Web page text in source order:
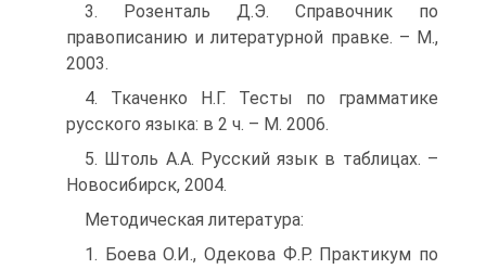
3. Розенталь Д.Э. Справочник по
правописанию и литературной правке. – М.,
2003.
4. Ткаченко Н.Г. Тесты по грамматике
русского языка: в 2 ч. – М. 2006.
5. Штоль А.А. Русский язык в таблицах. –
Новосибирск, 2004.
Методическая литература:
1. Боева О.И., Одекова Ф.Р. Практикум по